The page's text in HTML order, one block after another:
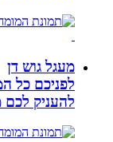
מעגל גוש דן
לפניכם כל
להעניק לכם